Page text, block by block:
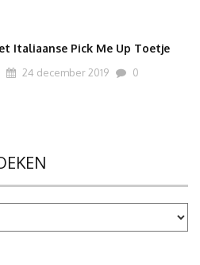
Italiaanse Pick Me Up Toetje
24 december 2019 0